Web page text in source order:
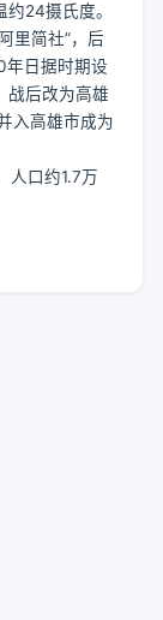
24摄氏度。
里简社”，后
年日据时期设
战后改为高雄
入高雄市成为
人口约1.7万